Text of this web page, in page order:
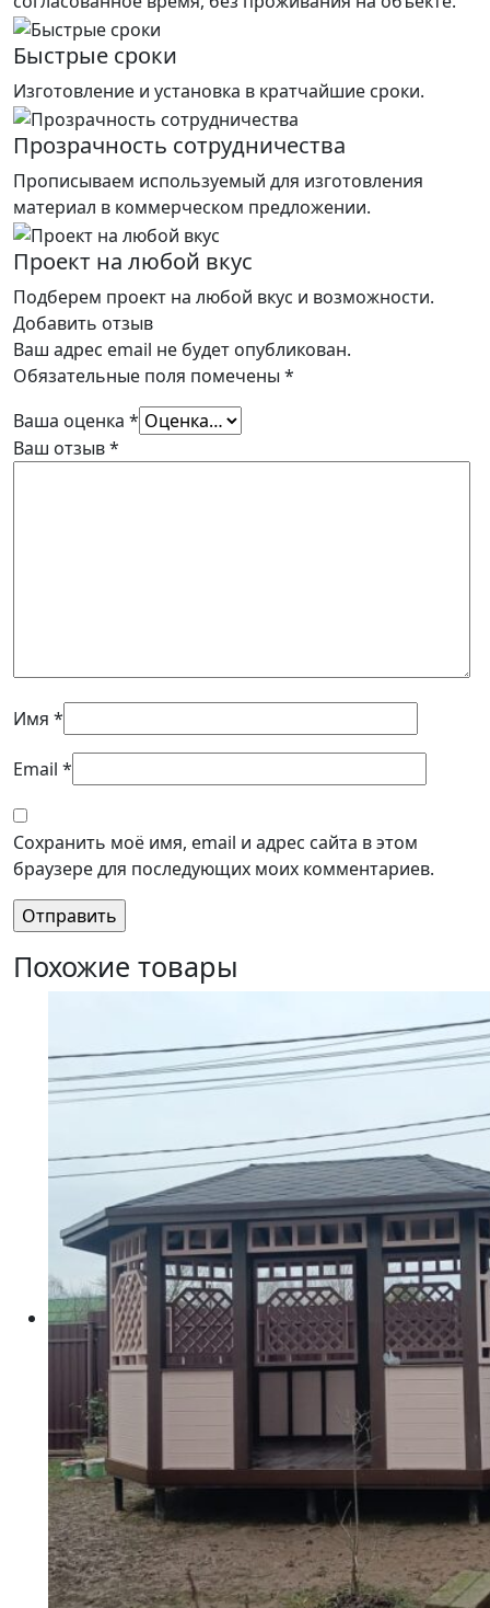
Быстрые сроки
Изготовление и установка в кратчайшие сроки.
Прозрачность сотрудничества
Прописываем используемый для изготовления
материал в коммерческом предложении.
Проект на любой вкус
Подберем проект на любой вкус и возможности.
Добавить отзыв
Ваш адрес email не будет опубликован.
Обязательные поля помечены *
Ваша оценка *
Ваш отзыв*
Имя *
Email *
Сохранить моё имя, email и адрес сайта в этом
браузере для последующих моих комментариев.
Похожие товары